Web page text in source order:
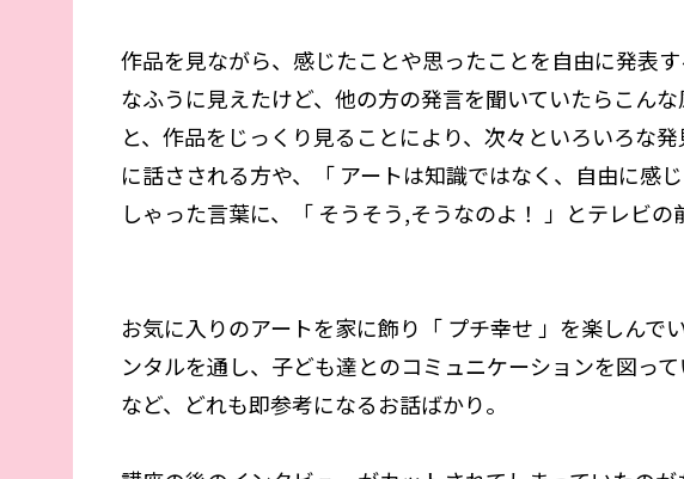
作品を見ながら、感じたことや思ったことを自由に発表
なふうに見えたけど、他の方の発言を聞いていたらこんな
と、作品をじっくり見ることにより、次々といろいろな
に話さされる方や、「 アートは知識ではなく、自由に感
しゃった言葉に、「 そうそう,そうなのよ！ 」とテレビの
お気に入りのアートを家に飾り「 プチ幸せ 」を楽しんで
ンタルを通し、子ども達とのコミュニケーションを図っ
など、どれも即参考になるお話ばかり。